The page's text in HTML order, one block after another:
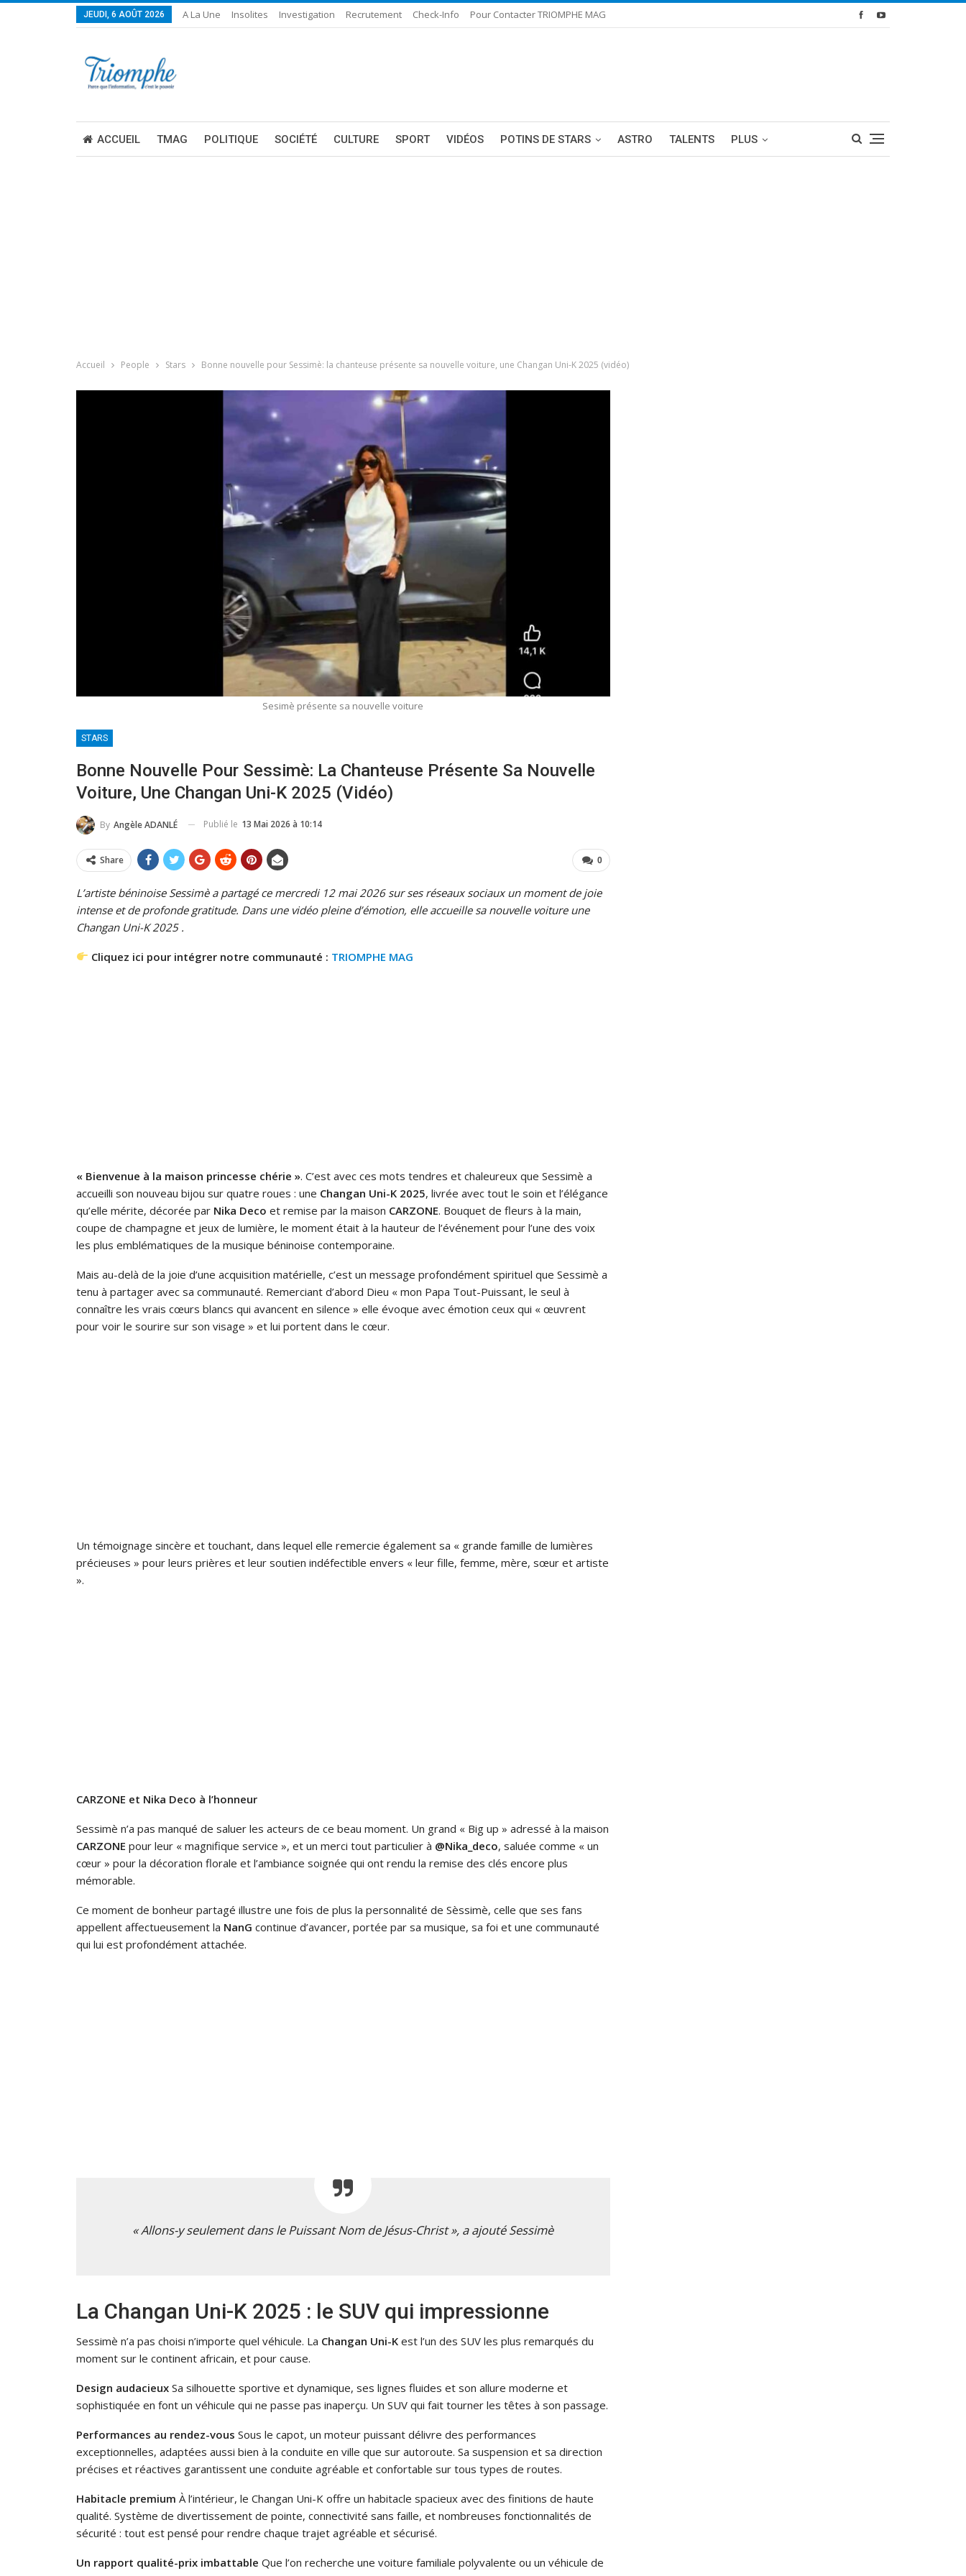
JEUDI, 6 AOÛT 2026 A La Une Insolites Investigation Recrutement Check-Info Pour Contacter TRIOMPHE MAG
ACCUEIL TMAG POLITIQUE SOCIÉTÉ CULTURE SPORT VIDÉOS POTINS DE STARS ASTRO TALENTS PLUS
Accueil People Stars Bonne nouvelle pour Sessimè: la chanteuse présente sa nouvelle voiture, une Changan Uni-K 2025 (vidéo)
Sesimè présente sa nouvelle voiture
STARS
Bonne Nouvelle Pour Sessimè: La Chanteuse Présente Sa Nouvelle
Voiture, Une Changan Uni-K 2025 (vidéo)
By Angèle ADANLÉ Publié le 13 Mai 2026 à 10:14
0
Share
L’artiste béninoise Sessimè a partagé ce mercredi 12 mai 2026 sur ses réseaux sociaux un moment de joie
intense et de profonde gratitude. Dans une vidéo pleine d’émotion, elle accueille sa nouvelle voiture une
Changan Uni-K 2025 .
Cliquez ici pour intégrer notre communauté : TRIOMPHE MAG
« Bienvenue à la maison princesse chérie ». C’est avec ces mots tendres et chaleureux que Sessimè a
accueilli son nouveau bijou sur quatre roues : une Changan Uni-K 2025, livrée avec tout le soin et l’élégance
qu’elle mérite, décorée par Nika Deco et remise par la maison CARZONE. Bouquet de fleurs à la main,
coupe de champagne et jeux de lumière, le moment était à la hauteur de l’événement pour l’une des voix
les plus emblématiques de la musique béninoise contemporaine.
Mais au-delà de la joie d’une acquisition matérielle, c’est un message profondément spirituel que Sessimè a
tenu à partager avec sa communauté. Remerciant d’abord Dieu « mon Papa Tout-Puissant, le seul à
connaître les vrais cœurs blancs qui avancent en silence » elle évoque avec émotion ceux qui « œuvrent
pour voir le sourire sur son visage » et lui portent dans le cœur.
Un témoignage sincère et touchant, dans lequel elle remercie également sa « grande famille de lumières
précieuses » pour leurs prières et leur soutien indéfectible envers « leur fille, femme, mère, sœur et artiste
».
CARZONE et Nika Deco à l’honneur
Sessimè n’a pas manqué de saluer les acteurs de ce beau moment. Un grand « Big up » adressé à la maison
CARZONE pour leur « magnifique service », et un merci tout particulier à @Nika_deco, saluée comme « un
cœur » pour la décoration florale et l’ambiance soignée qui ont rendu la remise des clés encore plus
mémorable.
Ce moment de bonheur partagé illustre une fois de plus la personnalité de Sèssimè, celle que ses fans
appellent affectueusement la NanG continue d’avancer, portée par sa musique, sa foi et une communauté
qui lui est profondément attachée.
« Allons-y seulement dans le Puissant Nom de Jésus-Christ », a ajouté Sessimè
La Changan Uni-K 2025 : le SUV qui impressionne
Sessimè n’a pas choisi n’importe quel véhicule. La Changan Uni-K est l’un des SUV les plus remarqués du
moment sur le continent africain, et pour cause.
Design audacieux Sa silhouette sportive et dynamique, ses lignes fluides et son allure moderne et
sophistiquée en font un véhicule qui ne passe pas inaperçu. Un SUV qui fait tourner les têtes à son passage.
Performances au rendez-vous Sous le capot, un moteur puissant délivre des performances
exceptionnelles, adaptées aussi bien à la conduite en ville que sur autoroute. Sa suspension et sa direction
précises et réactives garantissent une conduite agréable et confortable sur tous types de routes.
Habitacle premium À l’intérieur, le Changan Uni-K offre un habitacle spacieux avec des finitions de haute
qualité. Système de divertissement de pointe, connectivité sans faille, et nombreuses fonctionnalités de
sécurité : tout est pensé pour rendre chaque trajet agréable et sécurisé.
Un rapport qualité-prix imbattable Que l’on recherche une voiture familiale polyvalente ou un véhicule de